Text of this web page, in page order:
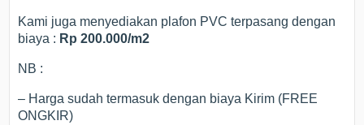
Kami juga menyediakan plafon PVC terpasang dengan
biaya : Rp 200.000/m2
NB :
– Harga sudah termasuk dengan biaya Kirim (FREE
ONGKIR)